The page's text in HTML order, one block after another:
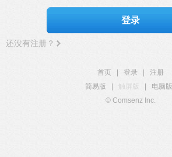
登录
还没有注册？
首页 登录
注册
简易版
触屏版 电脑版
© Comsenz Inc.